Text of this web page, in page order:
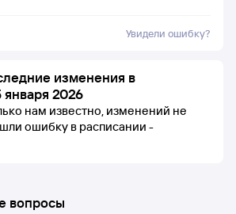
Увидели ошибку?
изменения в
января 2026
нам известно, изменений не
ошибку в расписании -
вопросы